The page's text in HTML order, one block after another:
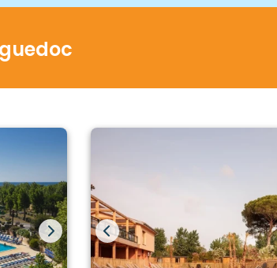
aktivitet, men den sørgede for, at
til, og fremfor alt er det et mekka